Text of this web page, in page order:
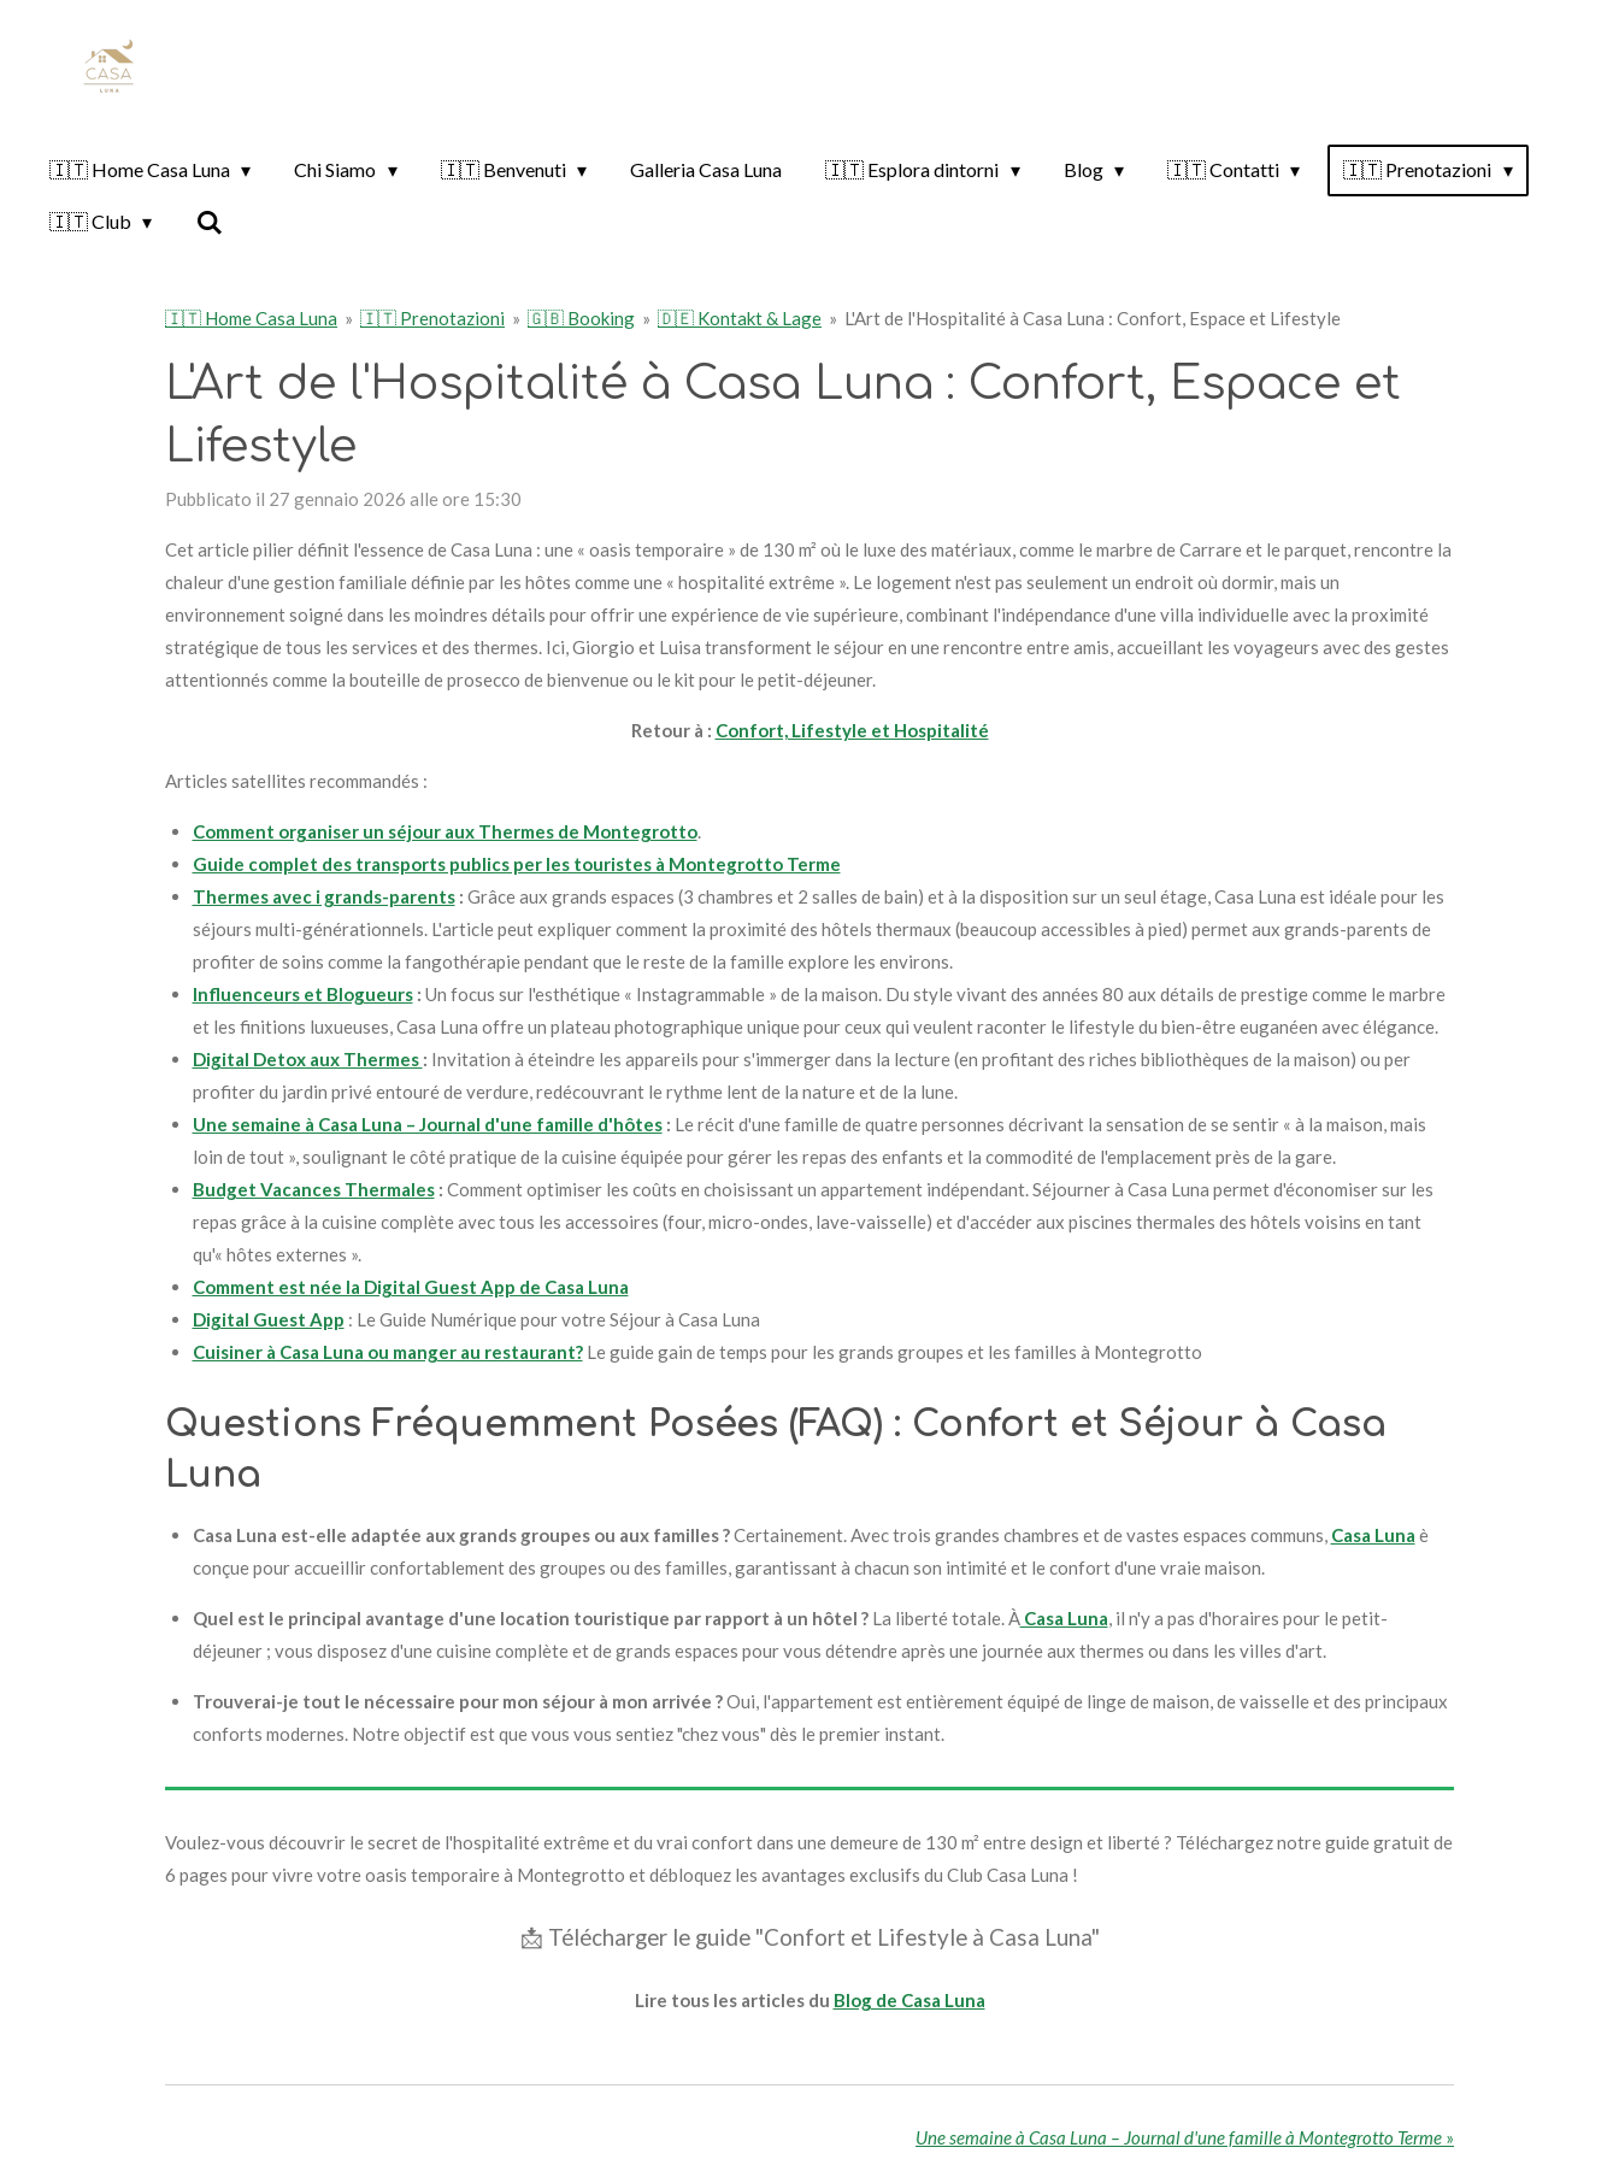
🇮🇹 Home Casa Luna Chi Siamo 🇮🇹 Benvenuti Galleria Casa Luna 🇮🇹 Esplora dintorni Blog 🇮🇹 Contatti 🇮🇹 Prenotazioni
🇮🇹 Club
🇮🇹 Home Casa Luna » 🇮🇹 Prenotazioni » 🇬🇧 Booking » 🇩🇪 Kontakt & Lage » L'Art de l'Hospitalité à Casa Luna : Confort, Espace et Lifestyle
L'Art de l'Hospitalité à Casa Luna : Confort, Espace et
Lifestyle
Pubblicato il 27 gennaio 2026 alle ore 15:30
Cet article pilier définit l'essence de Casa Luna : une « oasis temporaire » de 130 m² où le luxe des matériaux, comme le marbre de Carrare et le parquet, rencontre la
chaleur d'une gestion familiale définie par les hôtes comme une « hospitalité extrême ». Le logement n'est pas seulement un endroit où dormir, mais un
environnement soigné dans les moindres détails pour offrir une expérience de vie supérieure, combinant l'indépendance d'une villa individuelle avec la proximité
stratégique de tous les services et des thermes. Ici, Giorgio et Luisa transforment le séjour en une rencontre entre amis, accueillant les voyageurs avec des gestes
attentionnés comme la bouteille de prosecco de bienvenue ou le kit pour le petit-déjeuner.
Retour à : Confort, Lifestyle et Hospitalité
Articles satellites recommandés :
Comment organiser un séjour aux Thermes de Montegrotto.
Guide complet des transports publics per les touristes à Montegrotto Terme
Thermes avec i grands-parents: Grâce aux grands espaces (3 chambres et 2 salles de bain) et à la disposition sur un seul étage, Casa Luna est idéale pour les
séjours multi-générationnels. L'article peut expliquer comment la proximité des hôtels thermaux (beaucoup accessibles à pied) permet aux grands-parents de
profiter de soins comme la fangothérapie pendant que le reste de la famille explore les environs.
Influenceurs et Blogueurs: Un focus sur l'esthétique « Instagrammable » de la maison. Du style vivant des années 80 aux détails de prestige comme le marbre
et les finitions luxueuses, Casa Luna offre un plateau photographique unique pour ceux qui veulent raconter le lifestyle du bien-être euganéen avec élégance.
Digital Detox aux Thermes : Invitation à éteindre les appareils pour s'immerger dans la lecture (en profitant des riches bibliothèques de la maison) ou per
profiter du jardin privé entouré de verdure, redécouvrant le rythme lent de la nature et de la lune.
Une semaine à Casa Luna – Journal d'une famille d'hôtes: Le récit d'une famille de quatre personnes décrivant la sensation de se sentir « à la maison, mais
loin de tout », soulignant le côté pratique de la cuisine équipée pour gérer les repas des enfants et la commodité de l'emplacement près de la gare.
Budget Vacances Thermales: Comment optimiser les coûts en choisissant un appartement indépendant. Séjourner à Casa Luna permet d'économiser sur les
repas grâce à la cuisine complète avec tous les accessoires (four, micro-ondes, lave-vaisselle) et d'accéder aux piscines thermales des hôtels voisins en tant
qu'« hôtes externes ».
Comment est née la Digital Guest App de Casa Luna
Digital Guest App : Le Guide Numérique pour votre Séjour à Casa Luna
Cuisiner à Casa Luna ou manger au restaurant? Le guide gain de temps pour les grands groupes et les familles à Montegrotto
Questions Fréquemment Posées (FAQ) : Confort et Séjour à Casa
Luna
Casa Luna est-elle adaptée aux grands groupes ou aux familles ?Certainement. Avec trois grandes chambres et de vastes espaces communs, Casa Luna è
conçue pour accueillir confortablement des groupes ou des familles, garantissant à chacun son intimité et le confort d'une vraie maison.
Quel est le principal avantage d'une location touristique par rapport à un hôtel ?La liberté totale. ÀCasa Luna, il n'y a pas d'horaires pour le petit-
déjeuner ; vous disposez d'une cuisine complète et de grands espaces pour vous détendre après une journée aux thermes ou dans les villes d'art.
Trouverai-je tout le nécessaire pour mon séjour à mon arrivée ?Oui, l'appartement est entièrement équipé de linge de maison, de vaisselle et des principaux
conforts modernes. Notre objectif est que vous vous sentiez "chez vous" dès le premier instant.
Voulez-vous découvrir le secret de l'hospitalité extrême et du vrai confort dans une demeure de 130 m² entre design et liberté ? Téléchargez notre guide gratuit de
6 pages pour vivre votre oasis temporaire à Montegrotto et débloquez les avantages exclusifs du Club Casa Luna !
📩 Télécharger le guide "Confort et Lifestyle à Casa Luna"
Lire tous les articles du Blog de Casa Luna
Une semaine à Casa Luna – Journal d'une famille à Montegrotto Terme »